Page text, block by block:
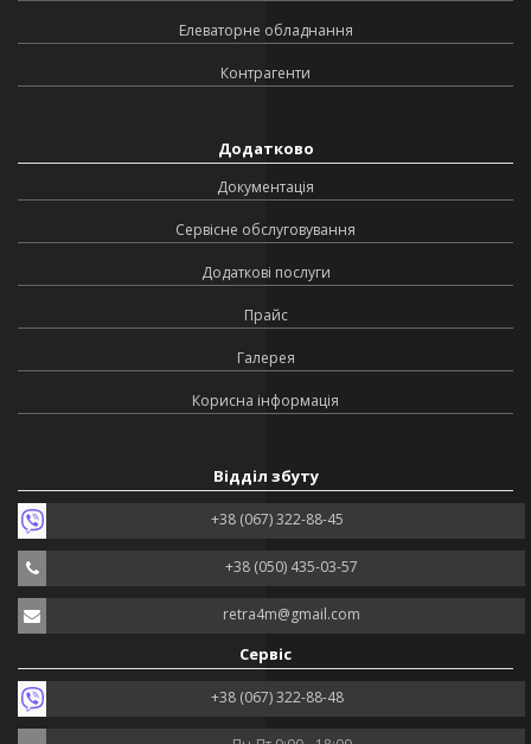
Елеваторне обладнання
Контрагенти
Додатково
Документація
Сервісне обслуговування
Додаткові послуги
Прайс
Галерея
Корисна інформація
Відділ збуту
+38 (067) 322-88-45
+38 (050) 435-03-57
retra4m@gmail.com
Сервіс
+38 (067) 322-88-48